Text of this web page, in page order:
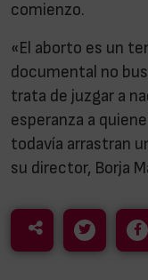
comienzo.
«El aborto es un
documental no
trata de juzgar a
esperanza a
todavía arrastran
su director, Borja